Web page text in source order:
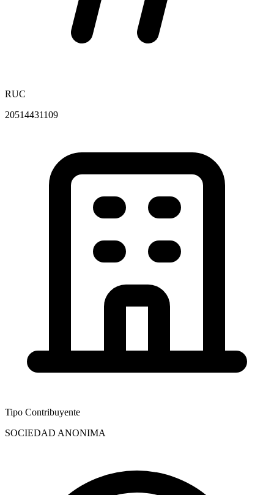
RUC
20514431109
Tipo Contribuyente
SOCIEDAD ANONIMA